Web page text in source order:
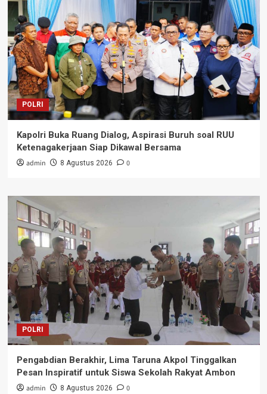
POLRI
Kapolri Buka Ruang Dialog, Aspirasi Buruh soal RUU
Ketenagakerjaan Siap Dikawal Bersama
admin 8 Agustus 2026 0
POLRI
Pengabdian Berakhir, Lima Taruna Akpol Tinggalkan
Pesan Inspiratif untuk Siswa Sekolah Rakyat Ambon
admin 8 Agustus 2026 0